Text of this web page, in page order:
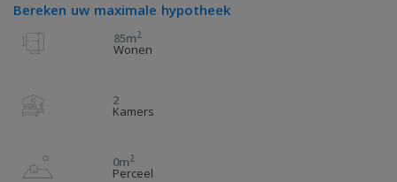
Bereken uw maximale hypotheek
85m2
Wonen
2
Kamers
0m2
Perceel